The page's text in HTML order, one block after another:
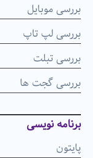
بررسی موبایل
بررسی لپ تاپ
بررسی تبلت
بررسی گجت ها
برنامه نویسی
پایتون